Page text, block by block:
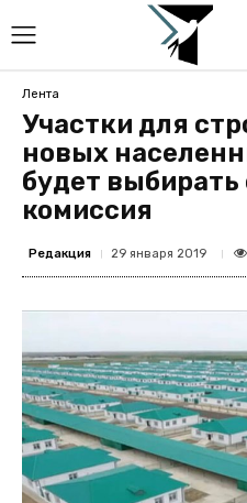
Лента
Участки для
новых
будет
комиссия
Редакция 29 января 2019